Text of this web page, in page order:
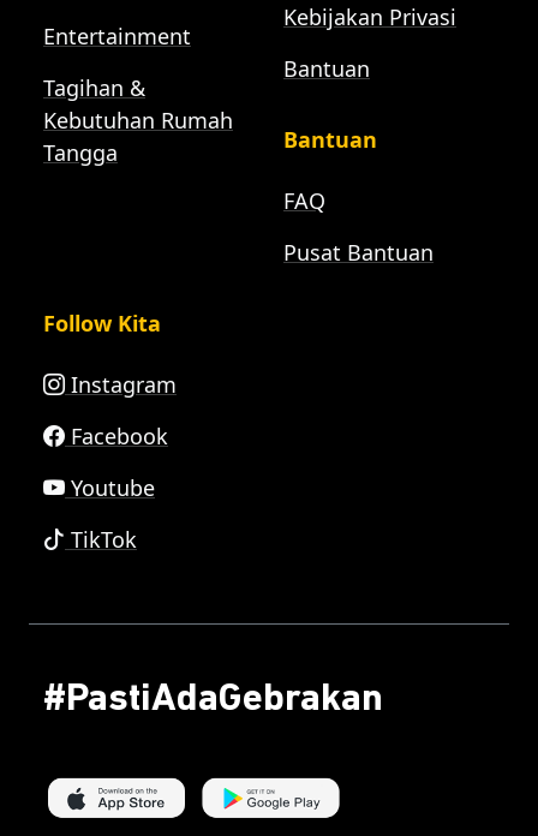
Entertainment
Tagihan &
Kebutuhan Rumah
Tangga
Kebijakan Privasi
Bantuan
Bantuan
FAQ
Pusat Bantuan
Follow Kita
Instagram
Facebook
Youtube
TikTok
#PastiAdaGebrakan